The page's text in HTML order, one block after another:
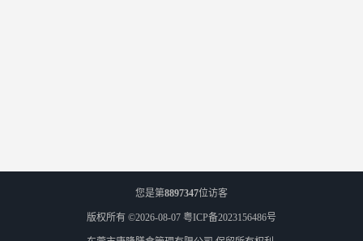
您是第8897347位访客
版权所有 ©2026-08-07 粤ICP备2023156486号